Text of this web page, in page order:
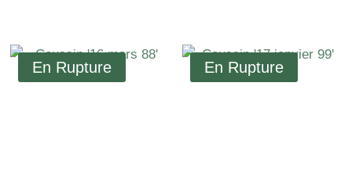
était :
52€.
est :
30€.